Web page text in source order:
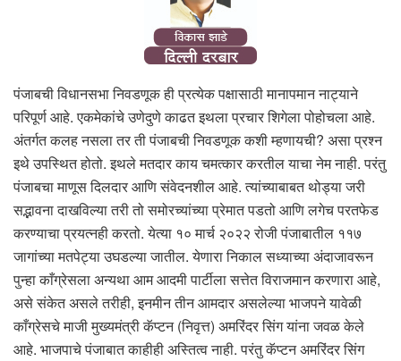
पंजाबची विधानसभा निवडणूक ही प्रत्येक पक्षासाठी मानापमान नाट्याने
परिपूर्ण आहे. एकमेकांचे उणेदुणे काढत इथला प्रचार शिगेला पोहोचला आहे.
अंतर्गत कलह नसला तर ती पंजाबची निवडणूक कशी म्हणायची? असा प्रश्न
इथे उपस्थित होतो. इथले मतदार काय चमत्कार करतील याचा नेम नाही. परंतु
पंजाबचा माणूस दिलदार आणि संवेदनशील आहे. त्यांच्याबाबत थोड्या जरी
सद्भावना दाखविल्या तरी तो समोरच्यांच्या प्रेमात पडतो आणि लगेच परतफेड
करण्याचा प्रयत्नही करतो. येत्या १० मार्च २०२२ रोजी पंजाबातील ११७
जागांच्या मतपेट्या उघडल्या जातील. येणारा निकाल सध्याच्या अंदाजावरून
पुन्हा काँग्रेसला अन्यथा आम आदमी पार्टीला सत्तेत विराजमान करणारा आहे,
असे संकेत असले तरीही, इनमीन तीन आमदार असलेल्या भाजपने यावेळी
काँग्रेसचे माजी मुख्यमंत्री कॅप्टन (निवृत्त) अमरिंदर सिंग यांना जवळ केले
आहे. भाजपाचे पंजाबात काहीही अस्तित्व नाही. परंतु कॅप्टन अमरिंदर सिंग